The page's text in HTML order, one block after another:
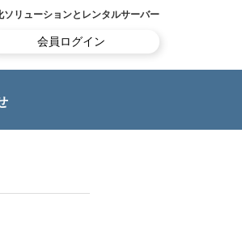
ソリューションとレンタルサーバー
会員ログイン